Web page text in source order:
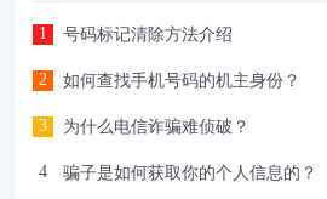
号码标记清除方法介绍
如何查找手机号码的机主身份？
为什么电信诈骗难侦破？
骗子是如何获取你的个人信息的？